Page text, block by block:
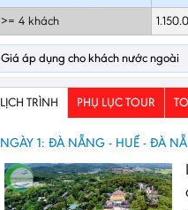
>= 4 khách
Giá áp dụng cho khách nước ngoài
LỊCH TRÌNH PHỤ LỤC TOUR
NGÀY 1: ĐÀ NẴNG - HUẾ - ĐÀ